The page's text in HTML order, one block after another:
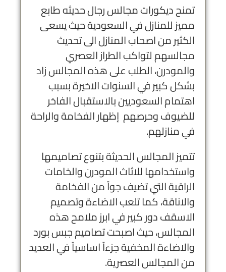
تمنح ديكورات مجالس رجال حديثه طابع
مميز للمنازل في السعودية حيث يسعى
الكثير من اصحاب المنازل الى تحديث
مجالسهم لتواكب الطراز العصري
والمودرن، الطلب على هذه المجالس زاد
بشكل كبير في السنوات الاخيرة بسبب
اهتمام السعوديين بالاستقبال الفاخر
للضيوف وحرصهم إظهار الفخامة والراحة
في منازلهم.
تتميز المجالس الحديثة بتنوع تصاميمها
واستخدامها للاثاث المودرن والخامات
الراقية التي تضيف جواً من الفخامة
والاناقة، كما تلعب الاضاءة وتصميم
الاسقف دور كبير في ابرز ملامح هذه
المجالس، حيث اصبحت تصاميم جبس بورد
والاضاءة المخفية جزءاً اساسياً في العديد
من المجالس العصرية.